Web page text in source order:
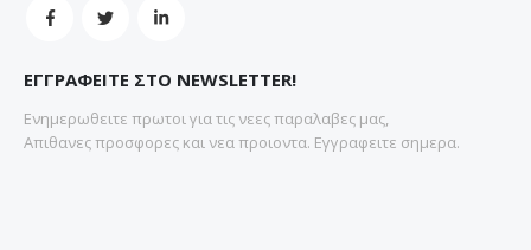
ΕΓΓΡΑΦΕΙΤΕ ΣΤΟ NEWSLETTER!
Ενημερωθειτε πρωτοι για τις νεες παραλαβες μας,
Απιθανες προσφορες και νεα προιοντα. Εγγραφειτε σημερα.